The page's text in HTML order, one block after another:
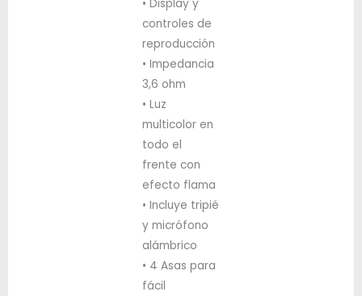
• Display y
controles de
reproducción
• Impedancia
3,6 ohm
• Luz
multicolor en
todo el
frente con
efecto flama
• Incluye tripié
y micrófono
alámbrico
• 4 Asas para
fácil